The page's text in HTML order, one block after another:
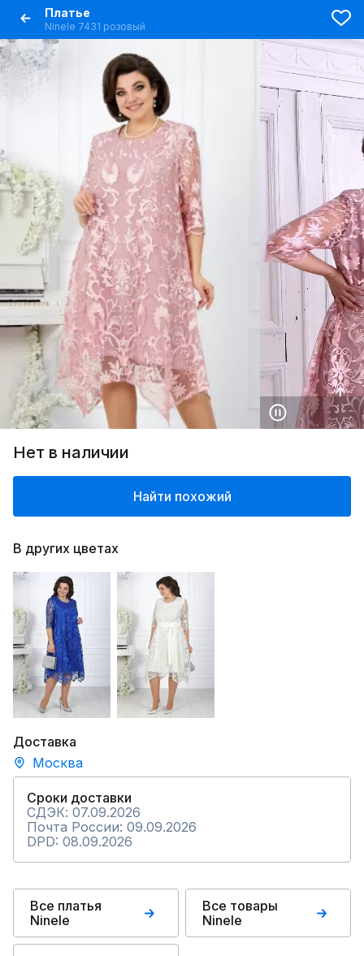
Платье
Ninele 7431 розовый
Нет в наличии
Найти похожий
В других цветах
Доставка
Москва
Сроки доставки
СДЭК: 07.09.2026
Почта России: 09.09.2026
DPD: 08.09.2026
Все платья
Ninele
Все товары
Ninele